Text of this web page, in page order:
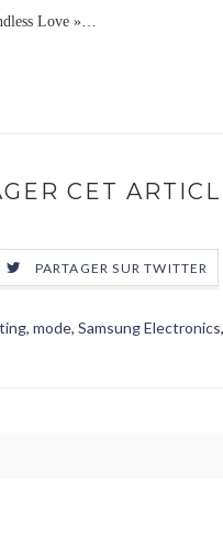
Love »…
CET
PARTAGER SUR TWITTER
, mode, Samsung Electronics,